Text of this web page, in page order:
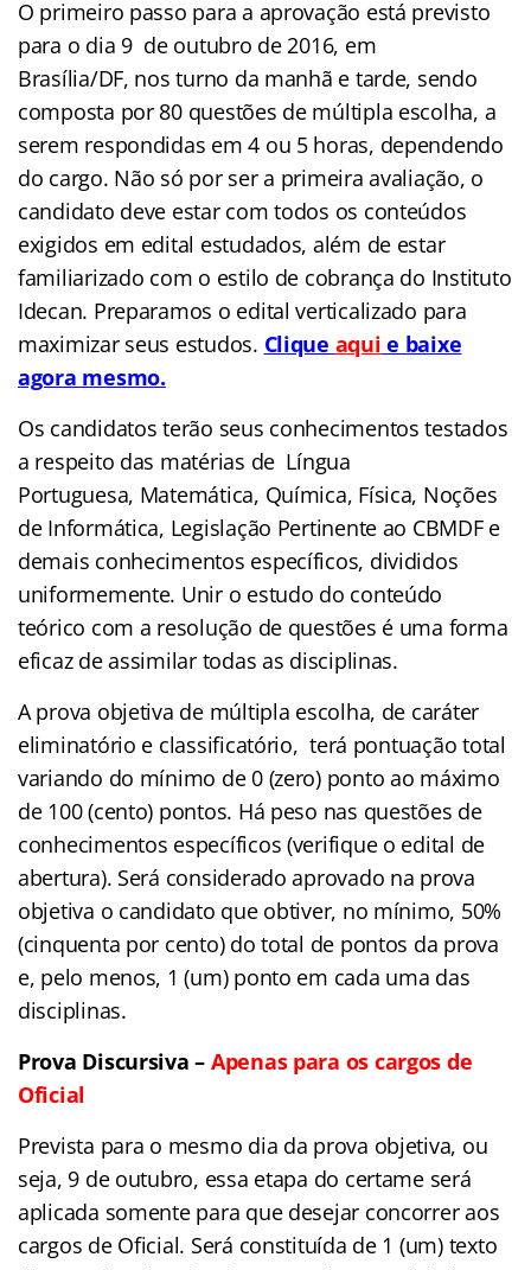
O primeiro passo para a aprovação está previsto
para o dia 9 de outubro de 2016, em
Brasília/DF, nos turno da manhã e tarde, sendo
composta por 80 questões de múltipla escolha, a
serem respondidas em 4 ou 5 horas, dependendo
do cargo. Não só por ser a primeira avaliação, o
candidato deve estar com todos os conteúdos
exigidos em edital estudados, além de estar
familiarizado com o estilo de cobrança do Instituto
Idecan. Preparamos o edital verticalizado para
maximizar seus estudos. Clique aqui e baixe
agora mesmo.
Os candidatos terão seus conhecimentos testados
a respeito das matérias de Língua
Portuguesa, Matemática, Química, Física, Noções
de Informática, Legislação Pertinente ao CBMDF e
demais conhecimentos específicos, divididos
uniformemente. Unir o estudo do conteúdo
teórico com a resolução de questões é uma forma
eficaz de assimilar todas as disciplinas.
A prova objetiva de múltipla escolha, de caráter
eliminatório e classificatório, terá pontuação total
variando do mínimo de 0 (zero) ponto ao máximo
de 100 (cento) pontos. Há peso nas questões de
conhecimentos específicos (verifique o edital de
abertura). Será considerado aprovado na prova
objetiva o candidato que obtiver, no mínimo, 50%
(cinquenta por cento) do total de pontos da prova
e, pelo menos, 1 (um) ponto em cada uma das
disciplinas.
Prova Discursiva – Apenas para os cargos de
Oficial
Prevista para o mesmo dia da prova objetiva, ou
seja, 9 de outubro, essa etapa do certame será
aplicada somente para que desejar concorrer aos
cargos de Oficial. Será constituída de 1 (um) texto